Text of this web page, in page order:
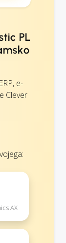
PL
e-
Clever
AX